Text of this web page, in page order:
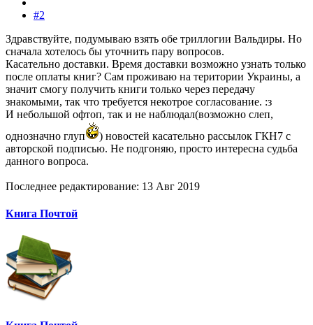
#2
Здравствуйте, подумываю взять обе триллогии Вальдиры. Но
сначала хотелось бы уточнить пару вопросов.
Касательно доставки. Время доставки возможно узнать только
после оплаты книг? Сам проживаю на територии Украины, а
значит смогу получить книги только через передачу
знакомыми, так что требуется некотрое согласование. :з
И небольшой офтоп, так и не наблюдал(возможно слеп,
однозначно глуп
) новостей касательно рассылок ГКН7 с
авторской подписью. Не подгоняю, просто интересна судьба
данного вопроса.
Последнее редактирование: 13 Авг 2019
Книга Почтой